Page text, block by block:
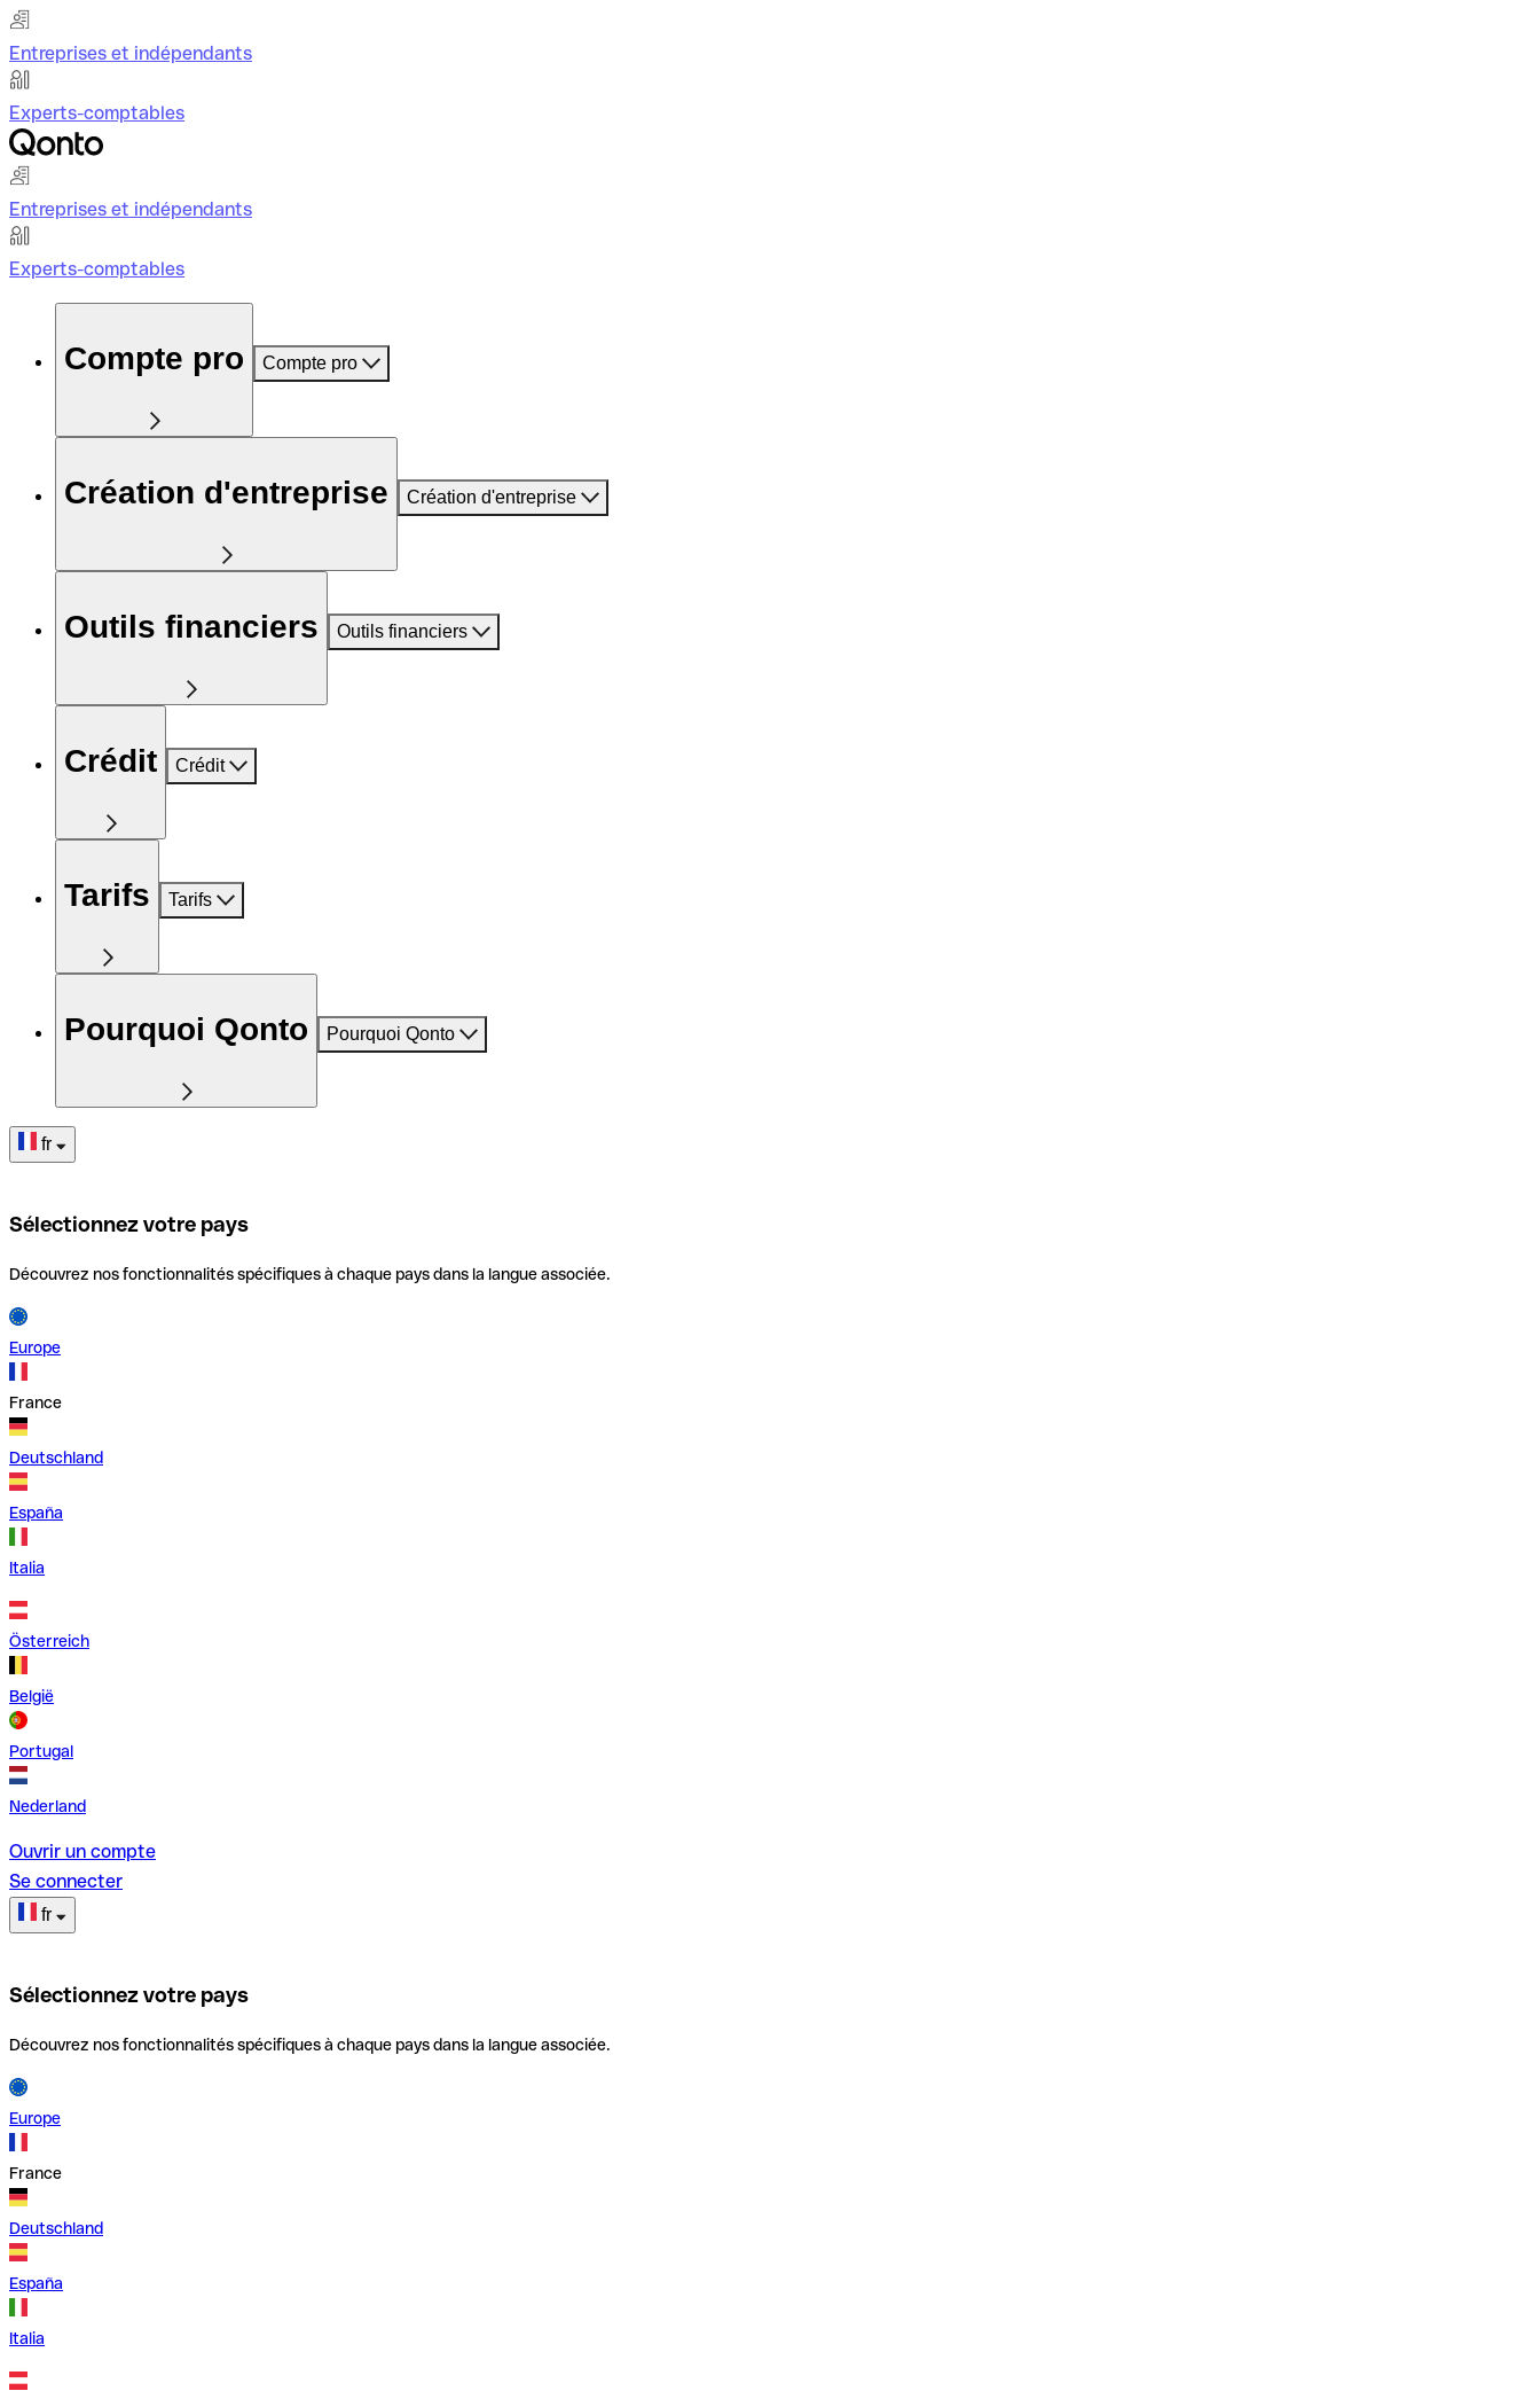
Entreprises et indépendants
Experts-comptables
Entreprises et indépendants
Experts-comptables
Compte pro Compte pro
Création d'entreprise Création d'entreprise
Outils financiers Outils financiers
Crédit Crédit
Tarifs Tarifs
Pourquoi Qonto Pourquoi Qonto
fr
Sélectionnez votre pays
Découvrez nos fonctionnalités spécifiques à chaque pays dans la langue associée.
Europe
France
Deutschland
España
Italia
Österreich
België
Portugal
Nederland
Ouvrir un compte
Se connecter
fr
Sélectionnez votre pays
Découvrez nos fonctionnalités spécifiques à chaque pays dans la langue associée.
Europe
France
Deutschland
España
Italia